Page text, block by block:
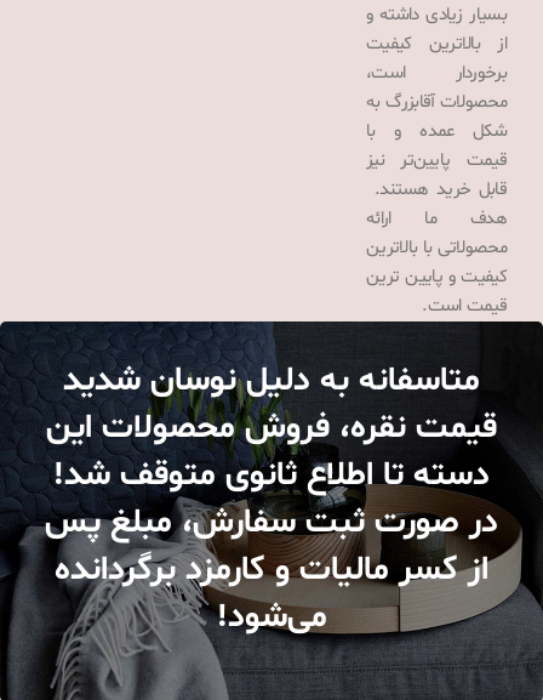
بسیار زیادی داشته و
از بالاترین کیفیت
برخوردار است،
محصولات آقابزرگ به
شکل عمده و با
قیمت پایین‌تر نیز
قابل خرید هستند.
هدف ما ارائه
محصولاتی با بالاترین
کیفیت و پایین ترین
قیمت است.
متاسفانه به دلیل نوسان شدید
قیمت نقره، فروش محصولات این
دسته تا اطلاع ثانوی متوقف شد!
در صورت ثبت سفارش، مبلغ پس
از کسر مالیات و کارمزد برگردانده
می‌شود!